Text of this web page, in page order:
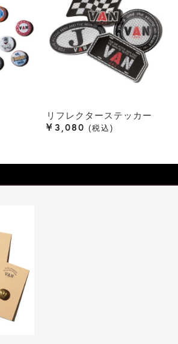
リフレクターステッカー
¥ 3,080 税込